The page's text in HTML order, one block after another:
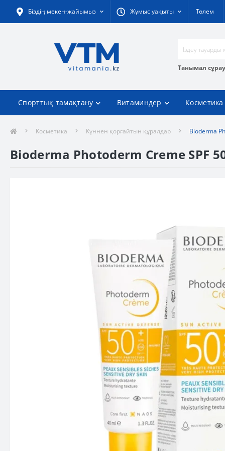
Біздің мекен-жайымыз Жұмыс уақыты Төлем
Танымал
Спорттық тамақтану Витаминдер Косметика
Косметика Күннен қорғайтын құралдар Bioderma
Bioderma Photoderm Creme SPF